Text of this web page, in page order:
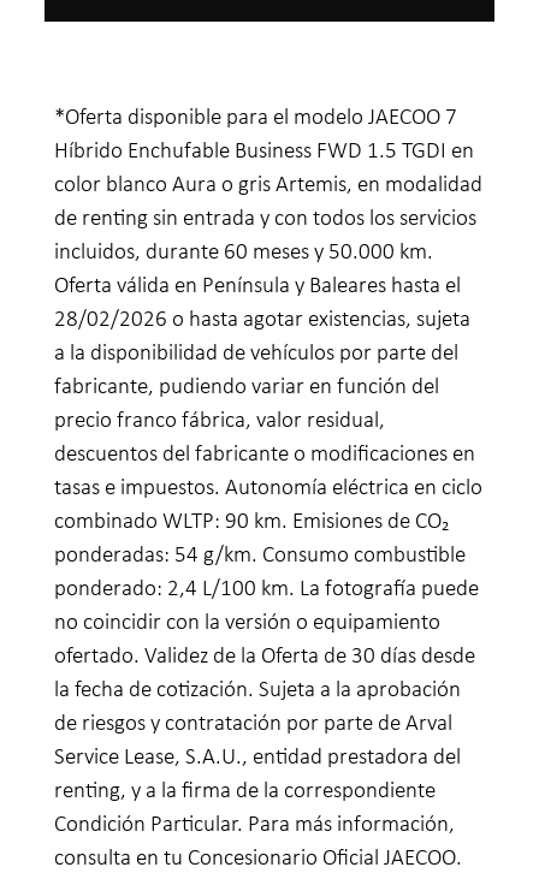
*Oferta disponible para el modelo JAECOO 7
Híbrido Enchufable Business FWD 1.5 TGDI en
color blanco Aura o gris Artemis, en modalidad
de renting sin entrada y con todos los servicios
incluidos, durante 60 meses y 50.000 km.
Oferta válida en Península y Baleares hasta el
28/02/2026 o hasta agotar existencias, sujeta
a la disponibilidad de vehículos por parte del
fabricante, pudiendo variar en función del
precio franco fábrica, valor residual,
descuentos del fabricante o modificaciones en
tasas e impuestos. Autonomía eléctrica en ciclo
combinado WLTP: 90 km. Emisiones de CO₂
ponderadas: 54 g/km. Consumo combustible
ponderado: 2,4 L/100 km. La fotografía puede
no coincidir con la versión o equipamiento
ofertado. Validez de la Oferta de 30 días desde
la fecha de cotización. Sujeta a la aprobación
de riesgos y contratación por parte de Arval
Service Lease, S.A.U., entidad prestadora del
renting, y a la firma de la correspondiente
Condición Particular. Para más información,
consulta en tu Concesionario Oficial JAECOO.